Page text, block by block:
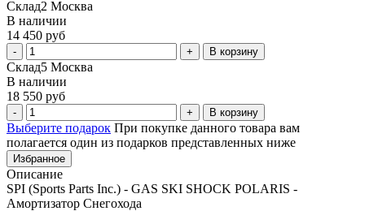
Склад2 Москва
В наличии
14 450 руб
В корзину
Склад5 Москва
В наличии
18 550 руб
В корзину
Выберите подарок При покупке данного товара вам
полагается один из подарков представленных ниже
Избранное
Описание
SPI (Sports Parts Inc.) - GAS SKI SHOCK POLARIS -
Амортизатор Снегохода